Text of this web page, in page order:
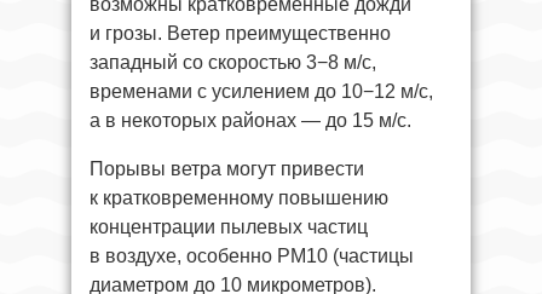
возможны кратковременные дожди
и грозы. Ветер преимущественно
западный со скоростью 3−8 м/с,
временами с усилением до 10−12 м/с,
а в некоторых районах — до 15 м/с.
Порывы ветра могут привести
к кратковременному повышению
концентрации пылевых частиц
в воздухе, особенно PM10 (частицы
диаметром до 10 микрометров).